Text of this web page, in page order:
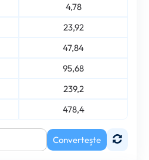
4,78
23,92
47,84
95,68
239,2
478,4
Convertește